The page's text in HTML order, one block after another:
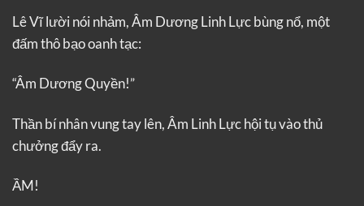
Lê Vĩ lười nói nhảm, Âm Dương Linh Lực bùng nổ, một
đấm thô bạo oanh tạc:
“Âm Dương Quyền!”
Thần bí nhân vung tay lên, Âm Linh Lực hội tụ vào thủ
chưởng đẩy ra.
ẦM!